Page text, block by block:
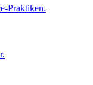
Praktiken.